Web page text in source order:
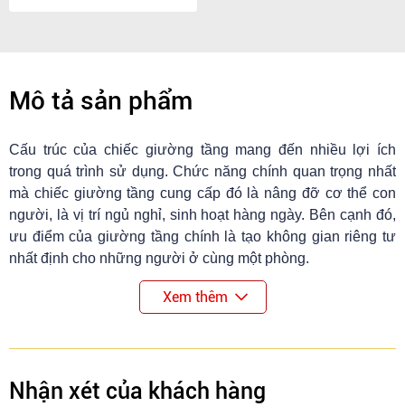
Mô tả sản phẩm
Cấu trúc của chiếc giường tầng mang đến nhiều lợi ích
trong quá trình sử dụng. Chức năng chính quan trọng nhất
mà chiếc giường tầng cung cấp đó là nâng đỡ cơ thể con
người, là vị trí ngủ nghỉ, sinh hoạt hàng ngày. Bên cạnh đó,
ưu điểm của giường tầng chính là tạo không gian riêng tư
nhất định cho những người ở cùng một phòng.
Xem thêm
Nhận xét của khách hàng